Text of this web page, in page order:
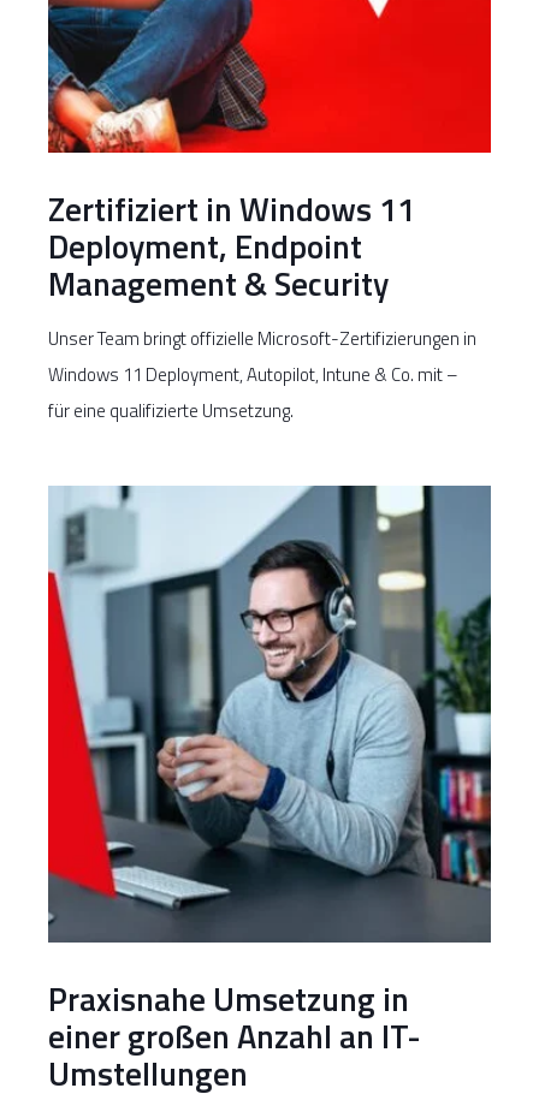
Zertifiziert in Windows 11
Deployment, Endpoint
Management & Security
Unser Team bringt offizielle Microsoft-Zertifizierungen in
Windows 11 Deployment, Autopilot, Intune & Co. mit –
für eine qualifizierte Umsetzung.
Praxisnahe Umsetzung in
einer großen Anzahl an IT-
Umstellungen